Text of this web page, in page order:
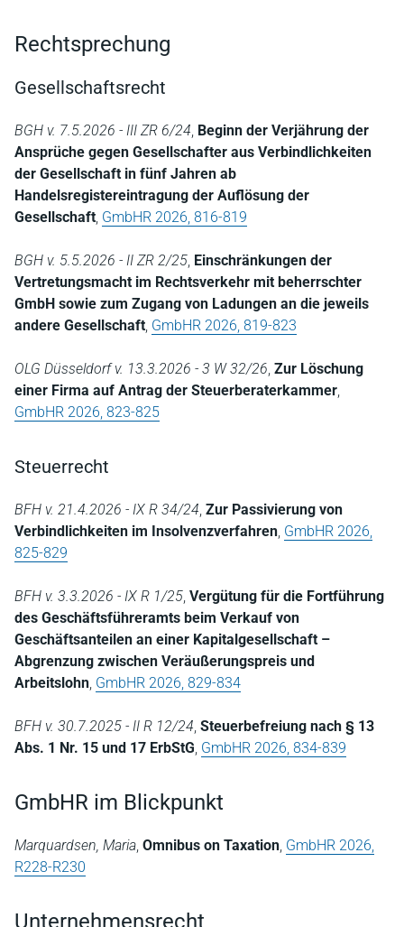
Rechtsprechung
Gesellschaftsrecht
BGH v. 7.5.2026 - III ZR 6/24, Beginn der Verjährung der
Ansprüche gegen Gesellschafter aus Verbindlichkeiten
der Gesellschaft in fünf Jahren ab
Handelsregistereintragung der Auflösung der
Gesellschaft, GmbHR 2026, 816-819
BGH v. 5.5.2026 - II ZR 2/25, Einschränkungen der
Vertretungsmacht im Rechtsverkehr mit beherrschter
GmbH sowie zum Zugang von Ladungen an die jeweils
andere Gesellschaft, GmbHR 2026, 819-823
OLG Düsseldorf v. 13.3.2026 - 3 W 32/26, Zur Löschung
einer Firma auf Antrag der Steuerberaterkammer,
GmbHR 2026, 823-825
Steuerrecht
BFH v. 21.4.2026 - IX R 34/24, Zur Passivierung von
Verbindlichkeiten im Insolvenzverfahren, GmbHR 2026,
825-829
BFH v. 3.3.2026 - IX R 1/25, Vergütung für die Fortführung
des Geschäftsführeramts beim Verkauf von
Geschäftsanteilen an einer Kapitalgesellschaft –
Abgrenzung zwischen Veräußerungspreis und
Arbeitslohn, GmbHR 2026, 829-834
BFH v. 30.7.2025 - II R 12/24, Steuerbefreiung nach § 13
Abs. 1 Nr. 15 und 17 ErbStG, GmbHR 2026, 834-839
GmbHR im Blickpunkt
Marquardsen, Maria, Omnibus on Taxation, GmbHR 2026,
R228-R230
Unternehmensrecht